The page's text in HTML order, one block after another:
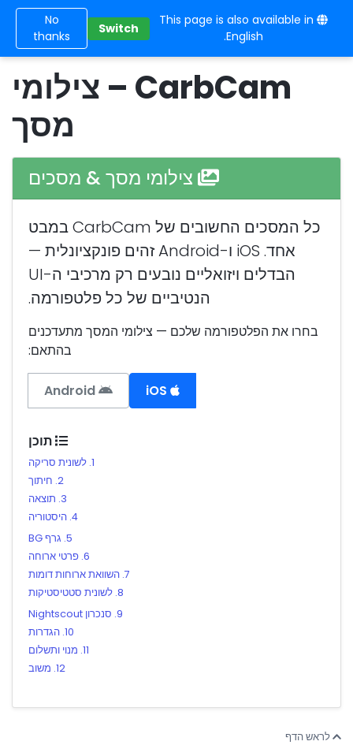
This page is also available in
English.
Switch
No
thanks
10BE
CarbCam – צילומי
מסך
צילומי מסך & מסכים
כל המסכים החשובים של CarbCam במבט
אחד. iOS ו-Android
זהים פונקציונלית —
הבדלים ויזואליים נובעים רק מרכיבי ה-UI
הנטיביים של כל פלטפורמה.
בחרו את הפלטפורמה שלכם — צילומי המסך מתעדכנים
בהתאם:
תוכן
1. לשונית סריקה
2. חיתוך
3. תוצאה
4. היסטוריה
5. גרף BG
6. פרטי ארוחה
7. השוואת ארוחות דומות
8. לשונית סטטיסטיקות
9. סנכרון Nightscout
10. הגדרות
11. מנוי ותשלום
12. משוב
לראש הדף